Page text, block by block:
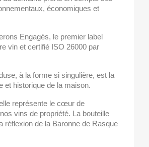
économiques et
Engagés, le premier label
vin et certifié ISO 26000 par
à la forme si singulière, est la
et historique de la maison.
représente le cœur de
vins de propriété. La bouteille
réflexion de la Baronne de Rasque